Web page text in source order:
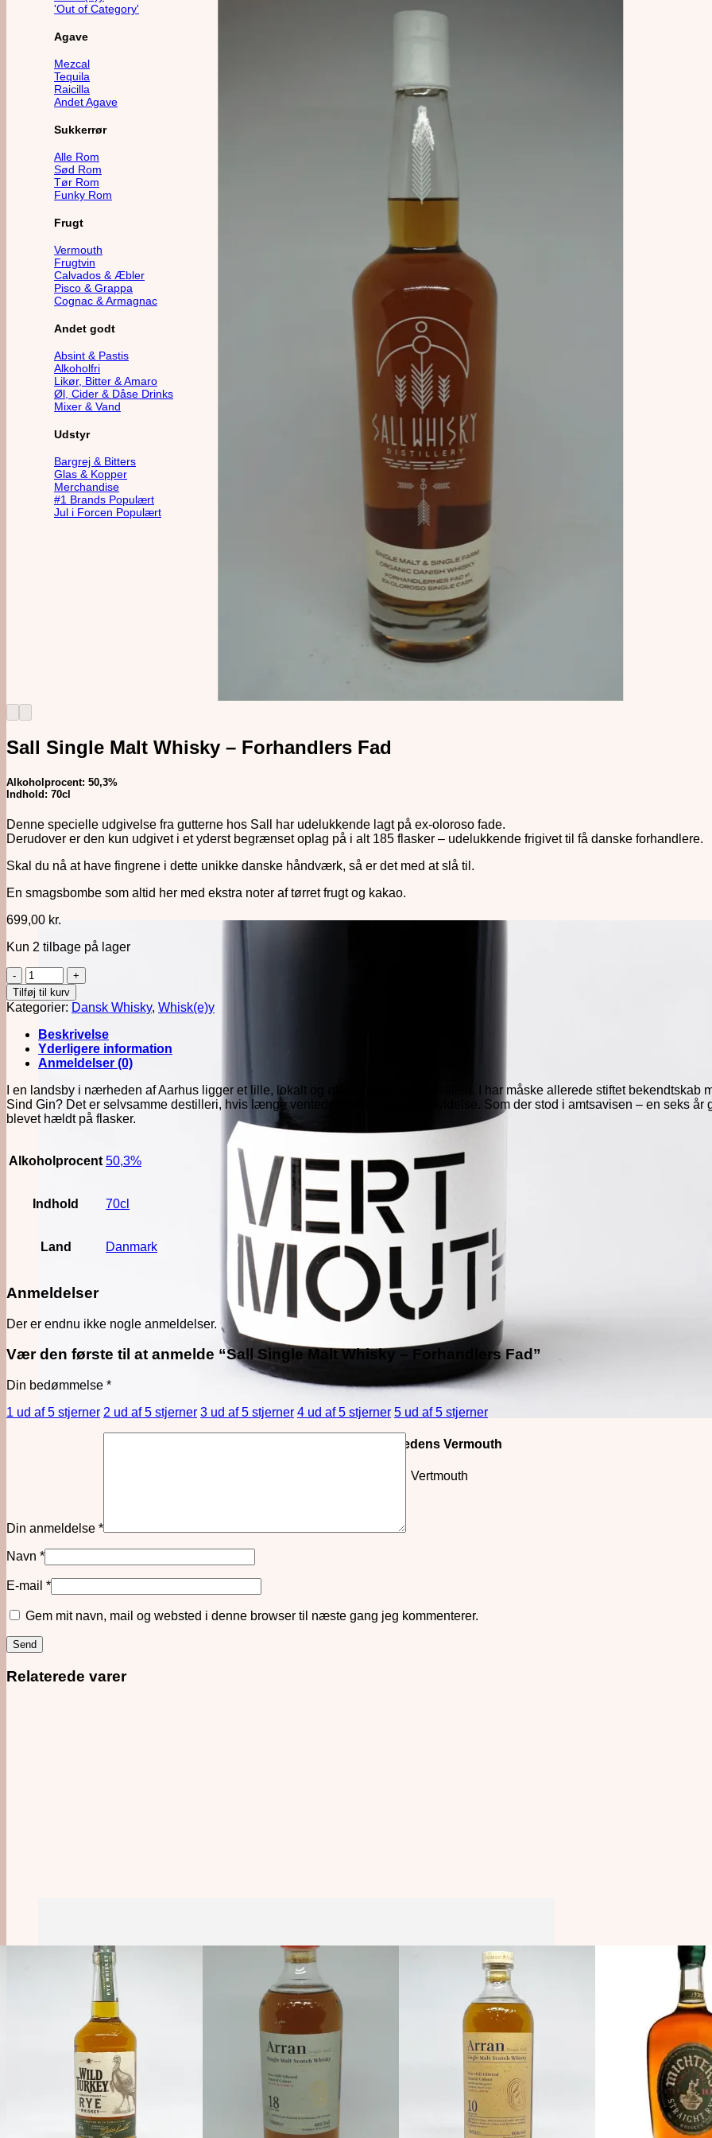
'Out of Category'
Agave
Mezcal
Tequila
Raicilla
Andet Agave
Sukkerrør
Alle Rom
Sød Rom
Tør Rom
Funky Rom
Frugt
Vermouth
Frugtvin
Calvados & Æbler
Pisco & Grappa
Cognac & Armagnac
Andet godt
Absint & Pastis
Alkoholfri
Likør, Bitter & Amaro
Øl, Cider & Dåse Drinks
Mixer & Vand
Udstyr
Bargrej & Bitters
Glas & Kopper
Merchandise
#1 Brands
Jul i Forcen
Månedens Vermouth
Vertmouth
Sall Single Malt Whisky – Forhandlers Fad
Alkoholprocent: 50,3%
Indhold: 70cl
Denne specielle udgivelse fra gutterne hos Sall har udelukkende lagt på ex-oloroso fade.
Derudover er den kun udgivet i et yderst begrænset oplag på i alt 185 flasker – udelukkende frigivet til få danske forhandlere.
Skal du nå at have fingrene i dette unikke danske håndværk, så er det med at slå til.
En smagsbombe som altid her med ekstra noter af tørret frugt og kakao.
699,00 kr.
Kun 2 tilbage på lager
Sall
Single
Malt
Whisky
-
Forhandlers
Fad
antal
Tilføj til kurv
Kategorier: Dansk Whisky, Whisk(e)y
Beskrivelse
Yderligere information
Anmeldelser (0)
I en landsby i nærheden af Aarhus ligger et lille, lokalt og økologisk whiskydestilleri. I har måske allerede stiftet bekendtskab
Sind Gin? Det er selvsamme destilleri, hvis længe ventede drøm er gået i opfyldelse. Som der stod i amtsavisen – en seks år
blevet hældt på flasker.
Alkoholprocent 50,3%
Indhold 70cl
Land Danmark
Anmeldelser
Der er endnu ikke nogle anmeldelser.
Vær den første til at anmelde “Sall Single Malt Whisky – Forhandlers Fad”
Din bedømmelse *
1 ud af 5 stjerner 2 ud af 5 stjerner 3 ud af 5 stjerner 4 ud af 5 stjerner 5 ud af 5 stjerner
Din anmeldelse *
Navn *
E-mail *
Gem mit navn, mail og websted i denne browser til næste gang jeg kommenterer.
Relaterede varer